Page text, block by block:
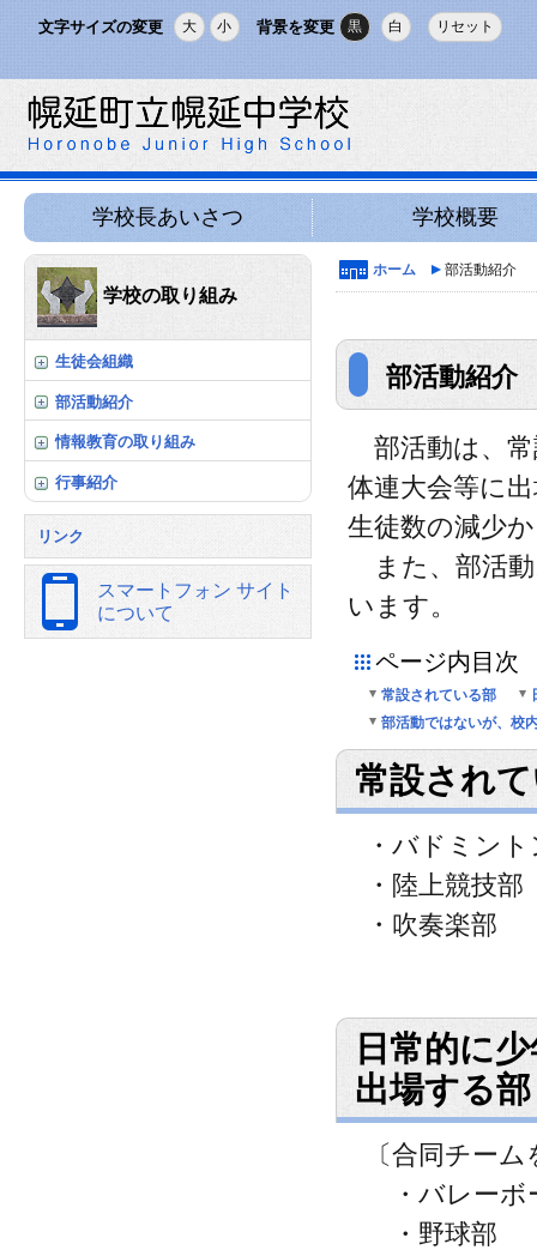
文字サイズの変更 大 小 背景を変更 黒 白 リセット
学校長あいさつ 学校概要
ホーム 部活動紹介
部活動紹介
部活動は、常
体連大会等に
生徒数の減少
また、部活動
います。
ページ内目次
常設されている部
部活動ではないが、校
常設され
・バドミン
・陸上競技部
・吹奏楽部
日常的に
出場する部
〔合同チー
・バレーボ
・野球部
学校の取り組み
生徒会組織
部活動紹介
情報教育の取り組み
行事紹介
リンク
スマートフォン サイト
について